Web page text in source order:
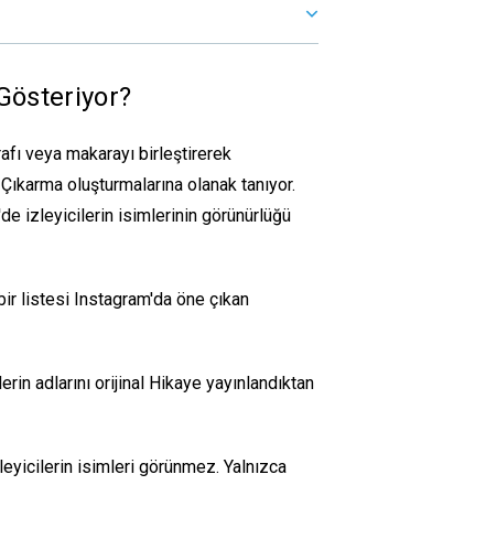
?
veya makarayı birleştirerek
oluşturmalarına olanak tanıyor.
izleyicilerin isimlerinin görünürlüğü
listesi Instagram'da öne çıkan
adlarını orijinal Hikaye yayınlandıktan
isimleri görünmez. Yalnızca